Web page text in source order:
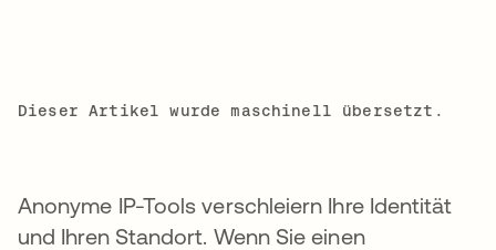
Dieser Artikel wurde maschinell übersetzt.
Anonyme IP-Tools verschleiern Ihre Identität
und Ihren Standort. Wenn Sie einen